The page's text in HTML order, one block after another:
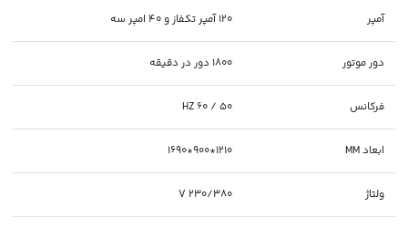
آمپر 120 آمپر تکفاز و 40 امپر سه
دور موتور 1800 دور در دقیقه
فرکانس 50 / 60 HZ
ابعاد MM 1210*900*1690
ولتاژ 230/380 V